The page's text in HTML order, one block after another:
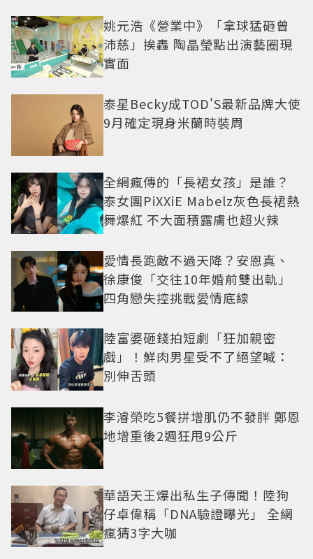
姚元浩《營業中》「拿球猛砸曾
沛慈」挨轟 陶晶瑩點出演藝圈現
實面
泰星Becky成TOD'S最新品牌大使
9月確定現身米蘭時裝周
全網瘋傳的「長裙女孩」是誰？
泰女團PiXXiE Mabelz灰色長裙熱
舞爆紅 不大面積露膚也超火辣
愛情長跑敵不過天降？安恩真、
徐康俊「交往10年婚前雙出軌」
四角戀失控挑戰愛情底線
陸富婆砸錢拍短劇「狂加親密
戲」！鮮肉男星受不了絕望喊：
別伸舌頭
李濬榮吃5餐拼增肌仍不發胖 鄭恩
地增重後2週狂甩9公斤
華語天王爆出私生子傳聞！陸狗
仔卓偉稱「DNA驗證曝光」 全網
瘋猜3字大咖